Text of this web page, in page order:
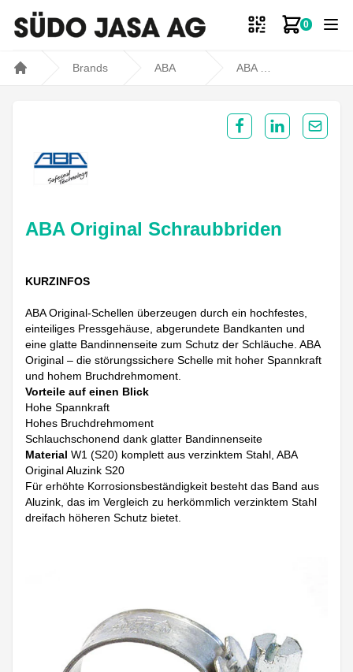
0
Zum
Brands ABA
ABA Original Schraubbriden
KURZINFOS
ABA Original-Schellen überzeugen durch ein hochfestes,
einteiliges Pressgehäuse, abgerundete Bandkanten und
eine glatte Bandinnenseite zum Schutz der Schläuche. ABA
Original – die störungssichere Schelle mit hoher Spannkraft
und hohem Bruchdrehmoment.
Vorteile auf einen Blick
Hohe Spannkraft
Hohes Bruchdrehmoment
Schlauchschonend dank glatter Bandinnenseite
Material W1 (S20) komplett aus verzinktem Stahl, ABA
Original Aluzink S20
Für erhöhte Korrosionsbeständigkeit besteht das Band aus
Aluzink, das im Vergleich zu herkömmlich verzinktem Stahl
dreifach höheren Schutz bietet.
Share on Facebook
Share onShare